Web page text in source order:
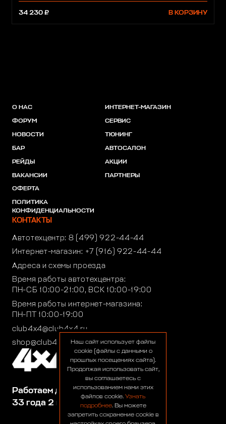
34 230 ₽ В КОРЗИНУ
Работаем для вас:
33 года 2 месяца 23 дня
О НАС
ФОРУМ
НОВОСТИ
БАР
РЕЙДЫ
ВАКАНСИИ
ОФЕРТА
ПОЛИТИКА
КОНФИДЕНЦИАЛЬНОСТИ
ИНТЕРНЕТ-МАГАЗИН
СЕРВИС
ТЮНИНГ
АВТОСАЛОН
АКЦИИ
ПАРТНЕРЫ
КОНТАКТЫ
Автотехцентр: 8 (499) 922-44-44
Интернет-магазин: +7 (916) 922-44-44
Адреса и схемы проезда
Время работы автотехцентра:
ПН-СБ 10:00-21:00, ВСК 10:00-19:00
Время работы интернет-магазина:
ПН-ПТ 10:00-19:00
club4x4@club4x4.ru
shop@club4x4.ruНаш сайт использует файлы
cookie (файлы с данными о
прошлых посещениях сайта).
Продолжая использовать сайт,
вы соглашаетесь с
использованием нами этих
файлов cookie. Узнать
подробнее. Вы можете
запретить сохранение cookie в